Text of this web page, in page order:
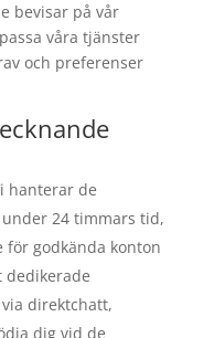
bevisar på vår
våra tjänster
och preferenser
hanterar de
24 timmars tid,
för godkända konton
dedikerade
direktchatt,
dig vid de